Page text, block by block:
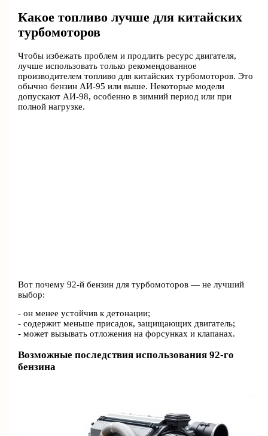
Какое топливо лучше для китайских
турбомоторов
Чтобы избежать проблем и продлить ресурс двигателя,
лучше использовать только рекомендованное
производителем топливо для китайских турбомоторов. Это
обычно бензин АИ-95 или выше. Некоторые модели
допускают АИ-98, особенно в зимний период или при
полной нагрузке.
Вот почему 92-й бензин для турбомоторов — не лучший
выбор:
- он менее устойчив к детонации;
- содержит меньше присадок, защищающих двигатель;
- может вызывать отложения на форсунках и клапанах.
Возможные последствия использования 92-го
бензина